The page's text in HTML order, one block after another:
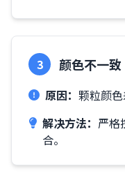
3 颜色不一致
原因： 颗粒颜色
解决方法： 严格
合。